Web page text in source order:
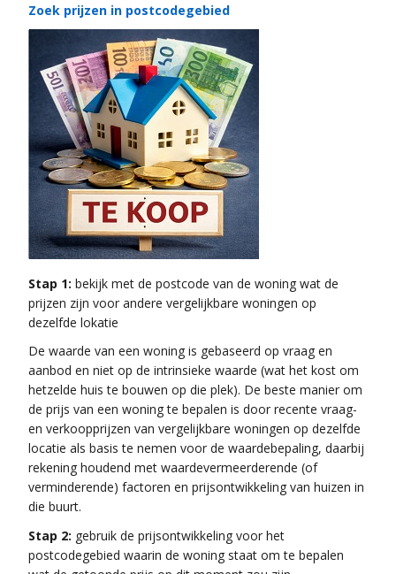
Zoek prijzen in postcodegebied
Stap 1: bekijk met de postcode van de woning wat de
prijzen zijn voor andere vergelijkbare woningen op
dezelfde lokatie
De waarde van een woning is gebaseerd op vraag en
aanbod en niet op de intrinsieke waarde (wat het kost om
hetzelde huis te bouwen op die plek). De beste manier om
de prijs van een woning te bepalen is door recente vraag-
en verkoopprijzen van vergelijkbare woningen op dezelfde
locatie als basis te nemen voor de waardebepaling, daarbij
rekening houdend met waardevermeerderende (of
verminderende) factoren en prijsontwikkeling van huizen in
die buurt.
Stap 2: gebruik de prijsontwikkeling voor het
postcodegebied waarin de woning staat om te bepalen